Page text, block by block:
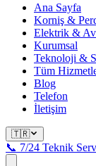
Ana Sayfa
Korniş &
Elektrik &
Kurumsal
Teknoloji &
Tüm
Blog
Telefon
İletişim
🇹🇷
📞 7/24 Teknik